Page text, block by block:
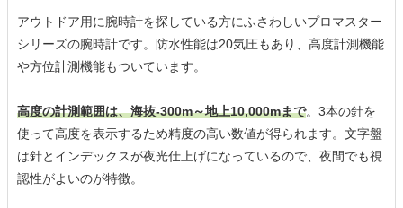
アウトドア用に腕時計を探している方にふさわしいプロマスター
シリーズの腕時計です。防水性能は20気圧もあり、高度計測機能
や方位計測機能もついています。
高度の計測範囲は、海抜-300m～地上10,000mまで。3本の針を
使って高度を表示するため精度の高い数値が得られます。文字盤
は針とインデックスが夜光仕上げになっているので、夜間でも視
認性がよいのが特徴。